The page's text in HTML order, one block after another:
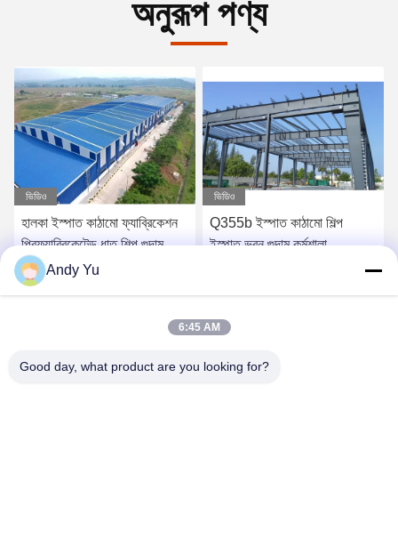
অনুরূপ পণ্য
ভিডিও
হালকা ইস্পাত কাঠামো ফ্যাব্রিকেশন
প্রিফ্যাব্রিকেটেড ধাতু শিল্প গুদাম
নির্মাণ
ভিডিও
Q355b ইস্পাত কাঠামো শিল্প
ইস্পাত ভবন গুদাম কর্মশালা
Andy Yu
6:45 AM
Good day, what product are you looking for?